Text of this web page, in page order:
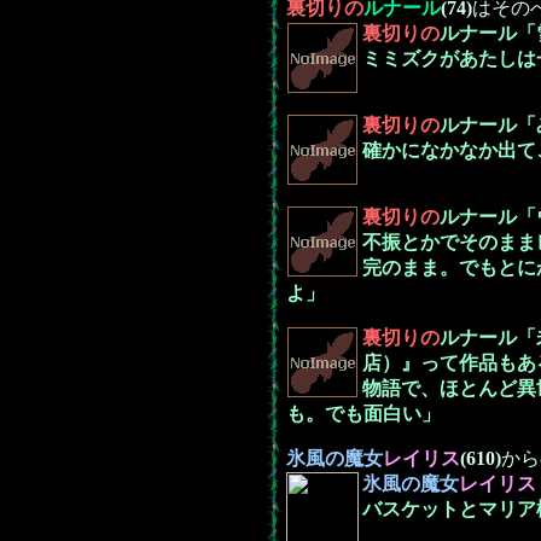
裏切りのルナール(74)はその
裏切りのルナール
ミミズクがあたし
裏切りのルナール
確かになかなか出
裏切りのルナール
不振とかでそのま
完のまま。でもと
よ」
裏切りのルナール
店）』って作品も
物語で、ほとんど
も。でも面白い」
氷風の魔女レイリス(610)か
氷風の魔女レイリス
バスケットとマリ